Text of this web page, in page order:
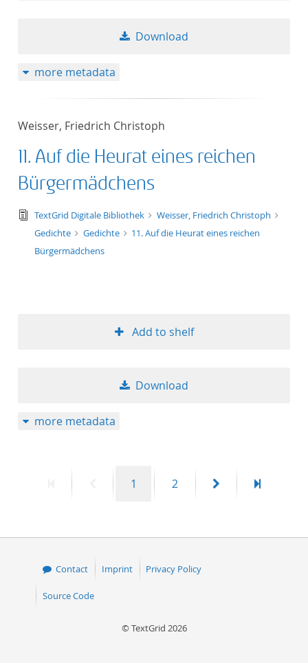
Download
more metadata
Weisser, Friedrich Christoph
11. Auf die Heurat eines reichen
Bürgermädchens
text/tg.edition+tg.aggregation+xml
TextGrid Digitale Bibliothek
Weisser, Friedrich Christoph
Gedichte
Gedichte
11. Auf die Heurat eines reichen
Bürgermädchens
Add to shelf
Download
more metadata
PreviousPage
1 Page
2
Next
Last
Contact Imprint Privacy Policy
Source Code
© TextGrid 2026